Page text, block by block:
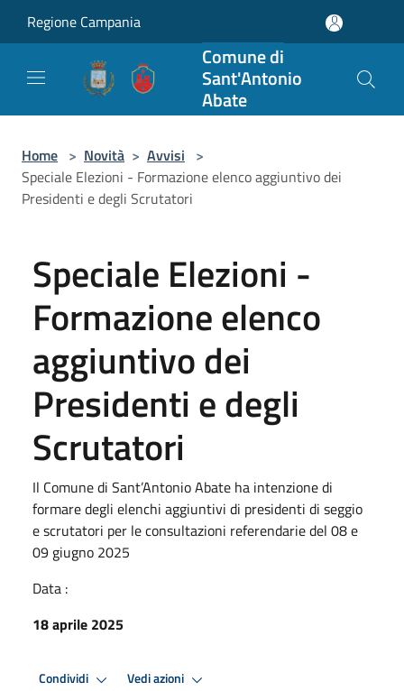
Regione Campania
Comune di
Sant'Antonio
Abate
Home > Novità > Avvisi >
Speciale Elezioni - Formazione elenco aggiuntivo dei
Presidenti e degli Scrutatori
Speciale Elezioni -
Formazione elenco
aggiuntivo dei
Presidenti e degli
Scrutatori
Il Comune di Sant’Antonio Abate ha intenzione di
formare degli elenchi aggiuntivi di presidenti di seggio
e scrutatori per le consultazioni referendarie del 08 e
09 giugno 2025
Data :
18 aprile 2025
Condividi Vedi azioni